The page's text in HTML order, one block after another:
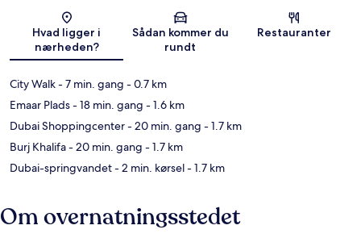
Hvad ligger i
nærheden?
Sådan kommer du
rundt
Restauranter
City Walk- 7 min. gang - 0.7 km
Emaar Plads- 18 min. gang - 1.6 km
Dubai Shoppingcenter- 20 min. gang - 1.7 km
Burj Khalifa- 20 min. gang - 1.7 km
Dubai-springvandet- 2 min. kørsel- 1.7 km
Om overnatningsstedet